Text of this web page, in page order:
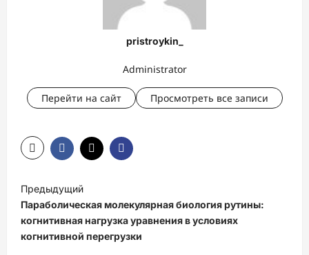
pristroykin_
Administrator
Перейти на сайт Просмотреть все записи
а
в
и
Предыдущий
Параболическая молекулярная биология рутины:
когнитивная нагрузка уравнения в условиях
когнитивной перегрузки